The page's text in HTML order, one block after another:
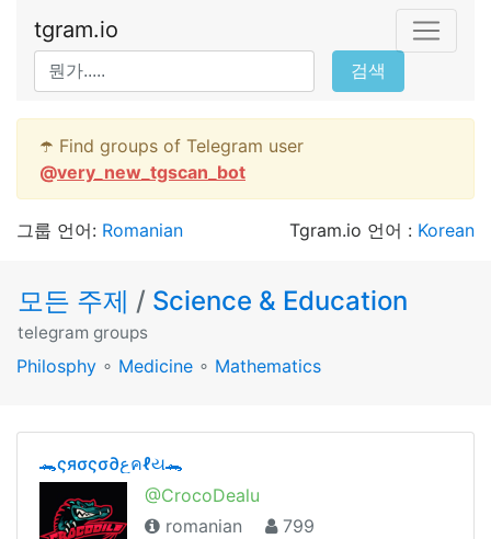
tgram.io
검색
☂️ Find groups of Telegram user
@very_new_tgscan_bot
그룹 언어: Romanian Tgram.io 언어 : Korean
모든 주제 / Science & Education
telegram groups
Philosphy ∘ Medicine ∘ Mathematics
🐊ςяσςσ∂عคℓય🐊
@CrocoDealu
romanian
799